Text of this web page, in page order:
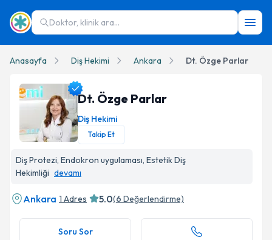
Doktor, klinik ara...
Anasayfa Diş Hekimi Ankara Dt. Özge Parlar
Dt. Özge Parlar
Diş Hekimi
Takip Et
Diş Protezi, Endokron uygulaması, Estetik Diş
Hekimliği devamı
Ankara 1 Adres 5.0(6 Değerlendirme)
Soru Sor